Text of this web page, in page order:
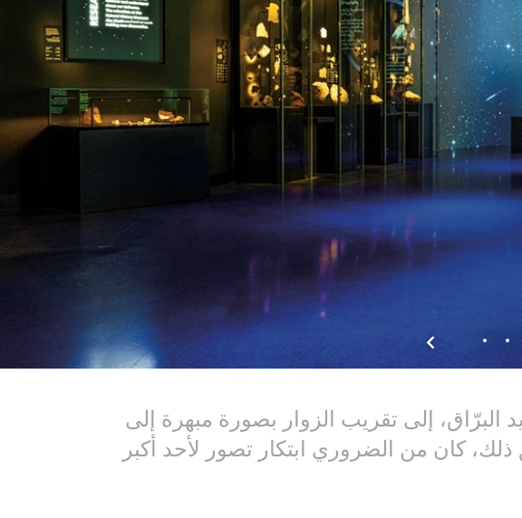
إلى تقريب الزوار بصورة مبهرة إلى
ذلك، كان من الضروري ابتكار تصور لأحد أكبر